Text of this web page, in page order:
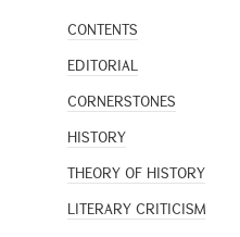
CONTENTS
EDITORIAL
CORNERSTONES
HISTORY
THEORY OF HISTORY
LITERARY CRITICISM